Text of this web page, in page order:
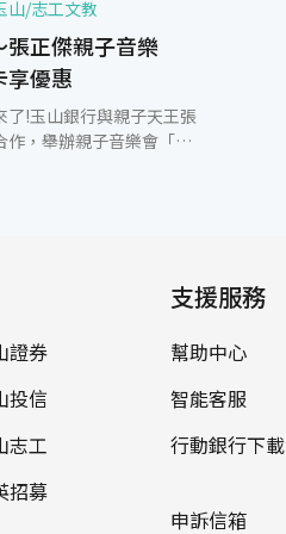
山/志工文教
正傑親子音樂
優惠
了!玉山銀行與親子天王張
作，舉辦親子音樂會「天
可能的任務，邀請到歌仔
大師美猴王朱陸豪及台灣
大師與張正傑老師共同
好的聲音在音樂會中呈現
認為自己也為人父母，這
一個世代的好聲音介紹給
霸王別姬、歌仔戲傳奇王
能讓所有觀眾都有個難
銀行善盡企業社會責任，
證券
投信
志工
招募
支援服務
幫助中心
智能客服
行動銀行下載
申訴信箱